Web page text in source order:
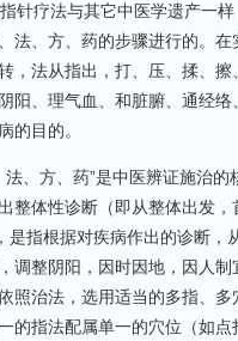
针疗法与其它中医学遗产一样
法、方、药的步骤进行的。
，法从指出，打、压、揉、
阳、理气血、和脏腑、通经络
的目的。
、方、药”是中医辨证施治的
整体性诊断（即从整体出发
是指根据对疾病作出的诊断
调整阴阳，因时因地，因人
照治法，选用适当的多指、多
的指法配属单一的穴位（如